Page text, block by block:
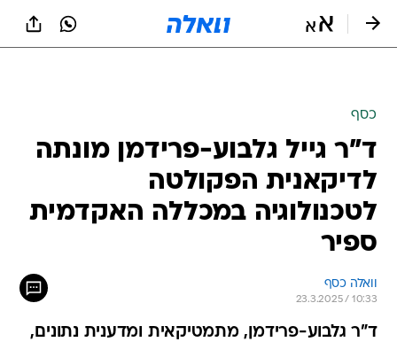
כסף
ד"ר גייל גלבוע-פרידמן מונתה
לדיקאנית הפקולטה
לטכנולוגיה במכללה האקדמית
ספיר
וואלה כסף
23.3.2025 / 10:33
ד"ר גלבוע-פרידמן, מתמטיקאית ומדענית נתונים,